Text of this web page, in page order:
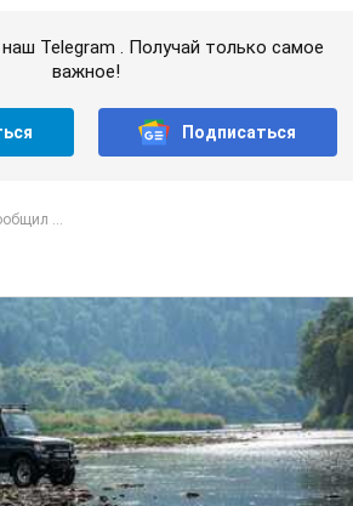
Telegram . Получай только самое
важное!
Подписаться
...